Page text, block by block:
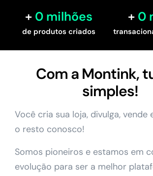
de produtos criados
0 milhões 0
Com a Montink,
simples!
Você cria sua loja, divulga, vende
o resto conosco!
Somos pioneiros e estamos em
evolução para ser a melhor